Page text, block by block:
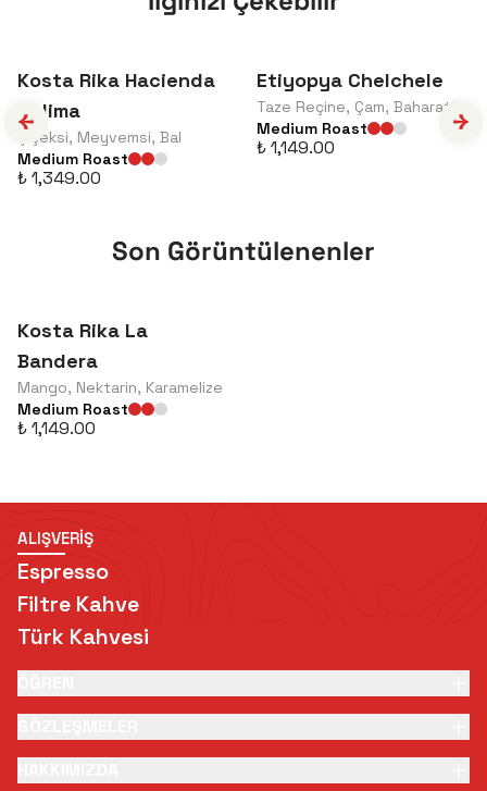
Kosta Rika Hacienda
Colima
Çiçeksi, Meyvemsi, Bal
Medium Roast
₺ 1,349.00
Etiyopya Chelchele
Taze Reçine, Çam, Baharatlı
Medium Roast
₺ 1,149.00
Son Görüntülenenler
Kosta Rika La
Bandera
Mango, Nektarin, Karamelize
Medium Roast
₺ 1,149.00
ALIŞVERİŞ
Espresso
Filtre Kahve
Türk Kahvesi